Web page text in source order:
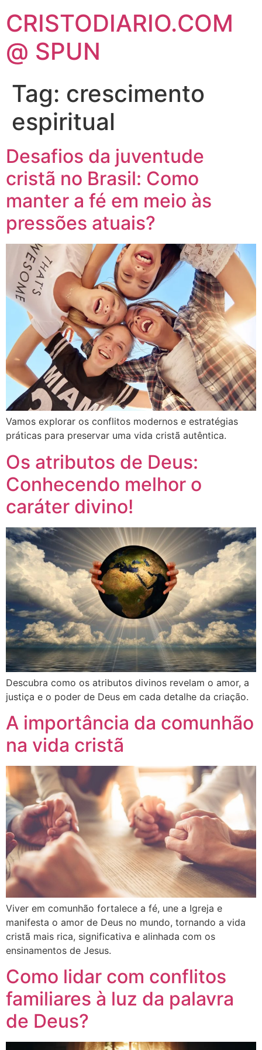
CRISTODIARIO.COM
@ SPUN
Tag: crescimento
espiritual
Desafios da juventude
cristã no Brasil: Como
manter a fé em meio às
pressões atuais?
Vamos explorar os conflitos modernos e estratégias
práticas para preservar uma vida cristã autêntica.
Os atributos de Deus:
Conhecendo melhor o
caráter divino!
Descubra como os atributos divinos revelam o amor, a
justiça e o poder de Deus em cada detalhe da criação.
A importância da comunhão
na vida cristã
Viver em comunhão fortalece a fé, une a Igreja e
manifesta o amor de Deus no mundo, tornando a vida
cristã mais rica, significativa e alinhada com os
ensinamentos de Jesus.
Como lidar com conflitos
familiares à luz da palavra
de Deus?